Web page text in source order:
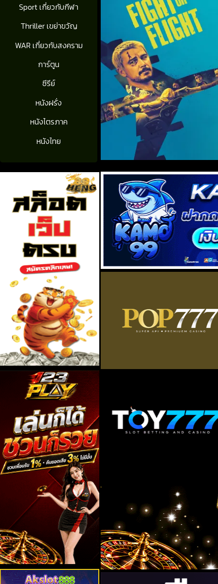
Sport เกี่ยวกับกีฬา
Thriller เขย่าขวัญ
WAR เกี่ยวกับสงคราม
การ์ตูน
ซีรีย์
หนังฝรั่ง
หนังไตรภาค
หนังไทย